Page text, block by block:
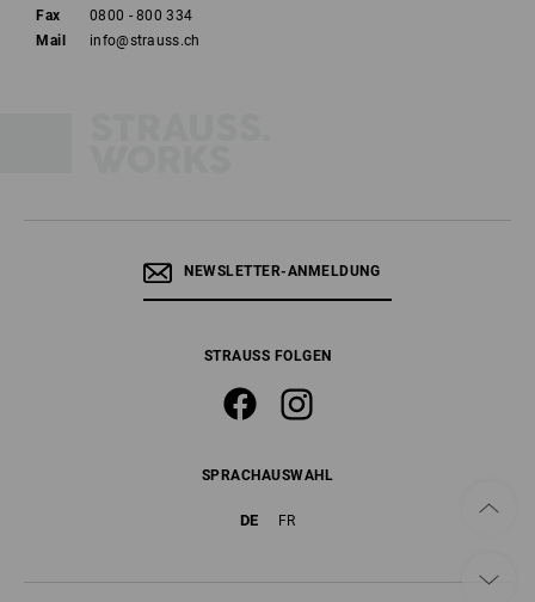
Fax
0800 - 800 334
Mail
info@strauss.ch
NEWSLETTER-ANMELDUNG
STRAUSS FOLGEN
SPRACHAUSWAHL
DE FR